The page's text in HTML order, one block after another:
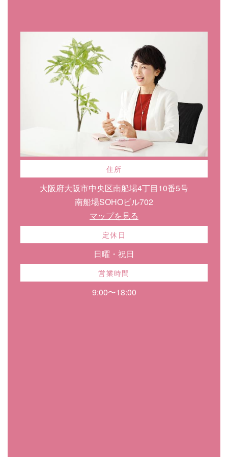
住所
大阪府大阪市中央区南船場4丁目10番5号
南船場SOHOビル702
マップを見る
定休日
日曜・祝日
営業時間
9:00〜18:00